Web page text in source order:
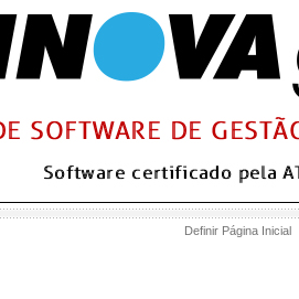
Definir Página Inicial